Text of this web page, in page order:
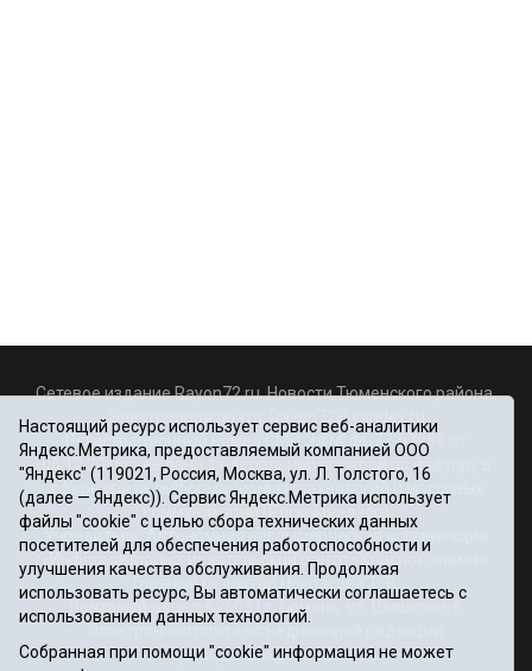
Сетевое издание Rayon72.ru. Новости Тюменского района.
Rayon72@yandex.ru
Регистрационный номер СМИ Эл № ФС77-67956 от
06.12.2016г., выдано Федеральной службой по надзору в
сфере связи, информационных технологий и массовых
коммуникаций (Роскомнадзор)
Учредитель: Автономная некоммерческая организация
«Информационно-издательский центр «Красное знамя».
Главный редактор Некрасова Т. В.
Почтовый адрес: 625031 г.Тюмень. ул. Шишкова, 6
Электронная почта объединенной редакции:
krasnoeznam@rambler.ru
Настоящий ресурс использует сервис веб-аналитики
Яндекс.Метрика, предоставляемый компанией ООО
"Яндекс" (119021, Россия, Москва, ул. Л. Толстого, 16
(далее — Яндекс)). Сервис Яндекс.Метрика использует
файлы "cookie" с целью сбора технических данных
посетителей для обеспечения работоспособности и
улучшения качества обслуживания. Продолжая
использовать ресурс, Вы автоматически соглашаетесь с
использованием данных технологий.
Собранная при помощи "cookie" информация не может